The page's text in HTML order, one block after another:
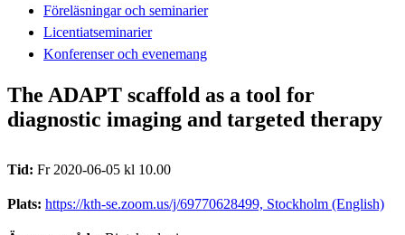
Föreläsningar och seminarier
Licentiatseminarier
Konferenser och evenemang
The ADAPT scaffold as a tool for
diagnostic imaging and targeted therapy
Tid: Fr 2020-06-05 kl 10.00
Plats: https://kth-se.zoom.us/j/69770628499, Stockholm (English)